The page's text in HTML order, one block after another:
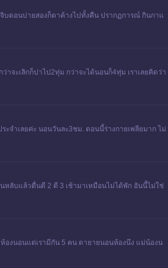
บตอนบ่ายสองก็ตาค้างไปทั้งคืน ปรากฏการณ์ กินกาแ
าจะเลิกก็ปาไป2ทุ่ม กว่าจะได้นอนก็4ทุ่ม เราเลยคิดว่า
จำเลยค่ะ นอนวันละ3ชม. ตอนนี้ร่างกายเพลียมาก ไม่
หลับแล้วตื่นตี 2 ตี 3 เช้ามาเหมือนไม่ได้พัก อันนี้ไม่ใช่
ห้องนอนแต่เรามีกัน 5 คน ตายายนอนห้องนึง แม่น้องน